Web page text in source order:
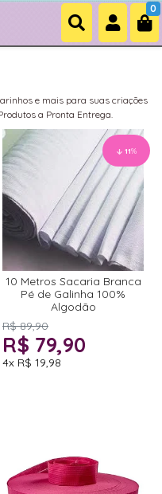
0
e mais para suas criações
a Pronta Entrega.
11%
10 Metros Sacaria Branca
Pé de Galinha 100%
Algodão
R$ 89,90
R$ 79,90
4x R$ 19,98